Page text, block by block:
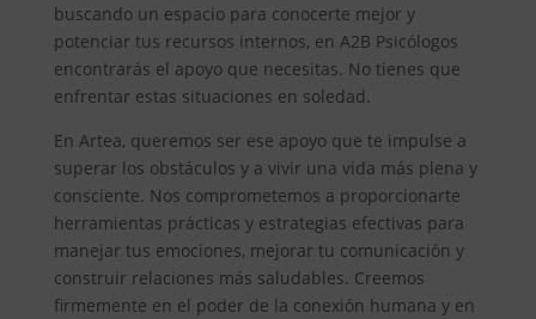
buscando un espacio para conocerte mejor y
potenciar tus recursos internos, en A2B Psicólogos
encontrarás el apoyo que necesitas. No tienes que
enfrentar estas situaciones en soledad.
En Artea, queremos ser ese apoyo que te impulse a
superar los obstáculos y a vivir una vida más plena y
consciente. Nos comprometemos a proporcionarte
herramientas prácticas y estrategias efectivas para
manejar tus emociones, mejorar tu comunicación y
construir relaciones más saludables. Creemos
firmemente en el poder de la conexión humana y en